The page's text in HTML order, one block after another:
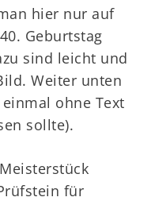
hier nur auf
Geburtstag
sind leicht und
Weiter unten
ohne Text
sollte).
für